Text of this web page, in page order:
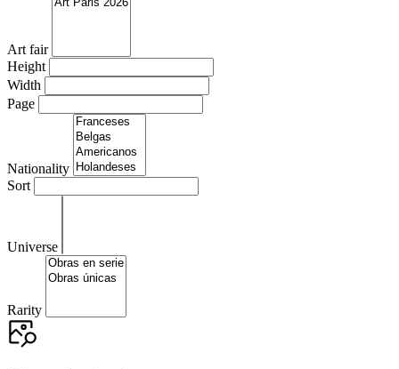
Art fair
Height
Width
Page
Nationality
Sort
Universe
Rarity